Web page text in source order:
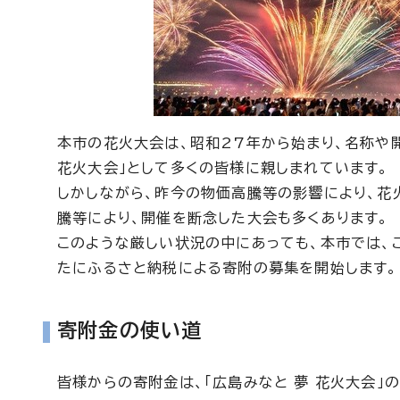
本市の花火大会は、昭和27年から始まり、名称や
花火大会」として多くの皆様に親しまれています。
しかしながら、昨今の物価高騰等の影響により、
騰等により、開催を断念した大会も多くあります。
このような厳しい状況の中にあっても、本市では
たにふるさと納税による寄附の募集を開始します。
寄附金の使い道
皆様からの寄附金は、「広島みなと 夢 花火大会